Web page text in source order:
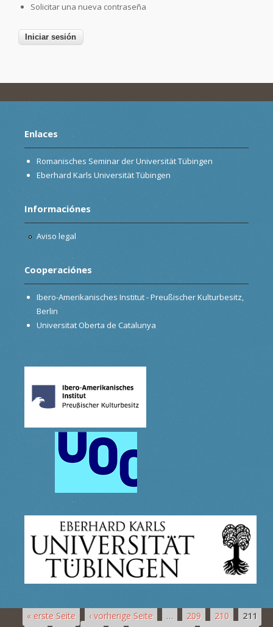
Solicitar una nueva contraseña
Enlaces
Romanisches Seminar der Universität Tübingen
Eberhard Karls Universität Tübingen
Informaciónes
Aviso legal
Cooperaciónes
Ibero-Amerikanisches Institut - Preußischer Kulturbesitz,
Berlin
Universitat Oberta de Catalunya
« erste Seite ‹ vorherige Seite … 209 210
211